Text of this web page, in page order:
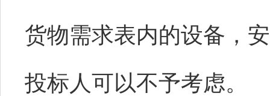
货物需求表内的设备，
投标人可以不予考虑。